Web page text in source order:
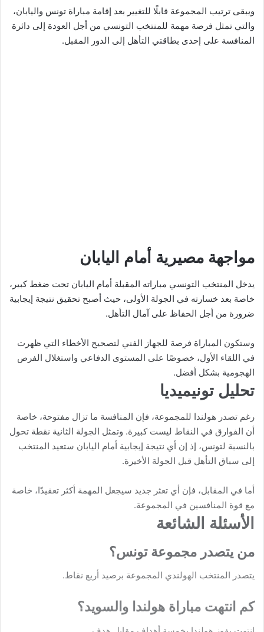
ويبقى ترتيب المجموعة قابلًا للتغيير بعد إقامة مباراة تونس واليابان،
والتي تمثل فرصة مهمة للمنتخب التونسي من أجل العودة إلى دائرة
المنافسة على إحدى بطاقتي التأهل إلى الدور المقبل.
مواجهة مصيرية أمام اليابان
يدخل المنتخب التونسي مباراته المقبلة أمام اليابان تحت ضغط كبير،
خاصة بعد خسارته في الجولة الأولى، حيث أصبح تحقيق نتيجة إيجابية
ضرورة من أجل الحفاظ على آمال التأهل.
وستكون المباراة فرصة للجهاز الفني لتصحيح الأخطاء التي ظهرت
في اللقاء الأول، خصوصًا على المستوى الدفاعي واستغلال الفرص
الهجومية بشكل أفضل.
تحليل تونيميديا
رغم تصدر هولندا للمجموعة، فإن المنافسة ما تزال مفتوحة، خاصة
أن الفوارق في النقاط ليست كبيرة. وتمثل الجولة الثانية نقطة تحول
بالنسبة لتونس، إذ إن أي نتيجة إيجابية أمام اليابان ستعيد المنتخب
إلى سباق التأهل قبل الجولة الأخيرة.
أما في المقابل، فإن أي تعثر جديد سيجعل المهمة أكثر تعقيدًا، خاصة
مع قوة المنافسين في المجموعة.
الأسئلة الشائعة
من يتصدر مجموعة تونس؟
يتصدر المنتخب الهولندي المجموعة برصيد أربع نقاط.
كم انتهت مباراة هولندا والسويد؟